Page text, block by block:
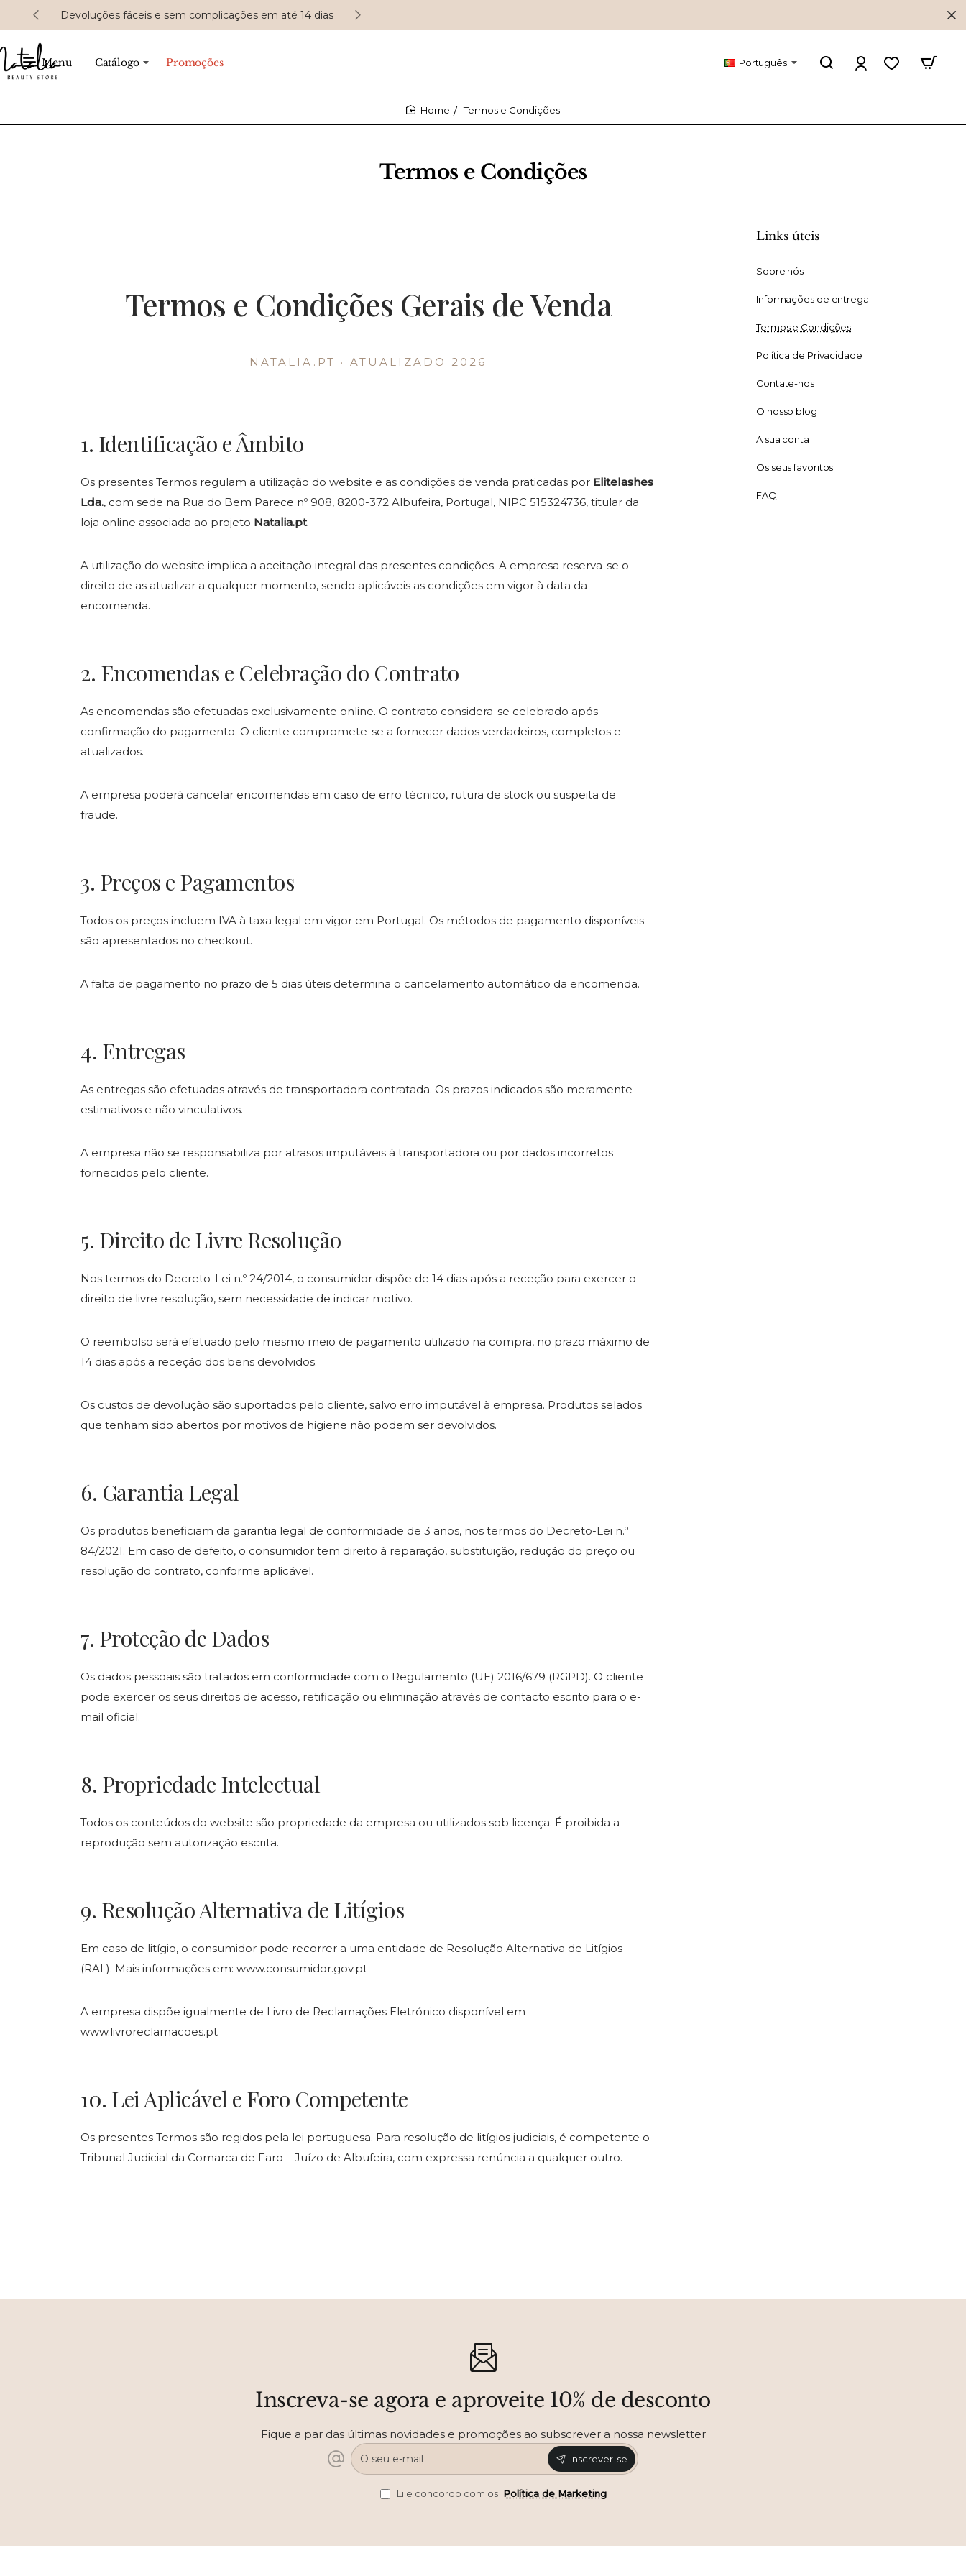
Devoluções fáceis e sem complicações em até 14 dias
Menu Catálogo Promoções Português
Termos e Condições
Termos e Condições
Termos e Condições Gerais de Venda
NATALIA.PT · ATUALIZADO 2026
1. Identificação e Âmbito
Os presentes Termos regulam a utilização do website e as condições de venda praticadas por Elitelashes
Lda., com sede na Rua do Bem Parece nº 908, 8200-372 Albufeira, Portugal, NIPC 515324736, titular da
loja online associada ao projeto Natalia.pt.
A utilização do website implica a aceitação integral das presentes condições. A empresa reserva-se o
direito de as atualizar a qualquer momento, sendo aplicáveis as condições em vigor à data da
encomenda.
2. Encomendas e Celebração do Contrato
As encomendas são efetuadas exclusivamente online. O contrato considera-se celebrado após
confirmação do pagamento. O cliente compromete-se a fornecer dados verdadeiros, completos e
atualizados.
A empresa poderá cancelar encomendas em caso de erro técnico, rutura de stock ou suspeita de
fraude.
3. Preços e Pagamentos
Todos os preços incluem IVA à taxa legal em vigor em Portugal. Os métodos de pagamento disponíveis
são apresentados no checkout.
A falta de pagamento no prazo de 5 dias úteis determina o cancelamento automático da encomenda.
4. Entregas
As entregas são efetuadas através de transportadora contratada. Os prazos indicados são meramente
estimativos e não vinculativos.
A empresa não se responsabiliza por atrasos imputáveis à transportadora ou por dados incorretos
fornecidos pelo cliente.
5. Direito de Livre Resolução
Nos termos do Decreto-Lei n.º 24/2014, o consumidor dispõe de 14 dias após a receção para exercer o
direito de livre resolução, sem necessidade de indicar motivo.
O reembolso será efetuado pelo mesmo meio de pagamento utilizado na compra, no prazo máximo de
14 dias após a receção dos bens devolvidos.
Os custos de devolução são suportados pelo cliente, salvo erro imputável à empresa. Produtos selados
que tenham sido abertos por motivos de higiene não podem ser devolvidos.
6. Garantia Legal
Os produtos beneficiam da garantia legal de conformidade de 3 anos, nos termos do Decreto-Lei n.º
84/2021. Em caso de defeito, o consumidor tem direito à reparação, substituição, redução do preço ou
resolução do contrato, conforme aplicável.
7. Proteção de Dados
Os dados pessoais são tratados em conformidade com o Regulamento (UE) 2016/679 (RGPD). O cliente
pode exercer os seus direitos de acesso, retificação ou eliminação através de contacto escrito para o e-
mail oficial.
8. Propriedade Intelectual
Todos os conteúdos do website são propriedade da empresa ou utilizados sob licença. É proibida a
reprodução sem autorização escrita.
9. Resolução Alternativa de Litígios
Em caso de litígio, o consumidor pode recorrer a uma entidade de Resolução Alternativa de Litígios
(RAL). Mais informações em: www.consumidor.gov.pt
A empresa dispõe igualmente de Livro de Reclamações Eletrónico disponível em
www.livroreclamacoes.pt
10. Lei Aplicável e Foro Competente
Os presentes Termos são regidos pela lei portuguesa. Para resolução de litígios judiciais, é competente o
Tribunal Judicial da Comarca de Faro – Juízo de Albufeira, com expressa renúncia a qualquer outro.
Links úteis
Sobre nós
Informações de entrega
Termos e Condições
Política de Privacidade
Contate-nos
O nosso blog
A sua conta
Os seus favoritos
FAQ
Inscreva-se agora e aproveite 10% de desconto
Fique a par das últimas novidades e promoções ao subscrever a nossa newsletter
O
seu
e-
Inscrever-se
Li e concordo com os Política de Marketing